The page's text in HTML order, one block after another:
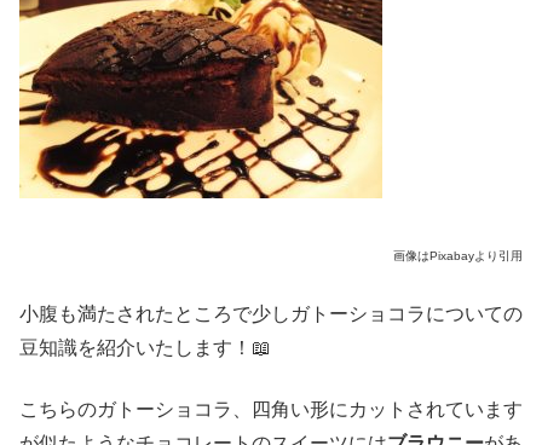
画像はPixabayより引用
小腹も満たされたところで少しガトーショコラについての
豆知識を紹介いたします！📖
こちらのガトーショコラ、四角い形にカットされています